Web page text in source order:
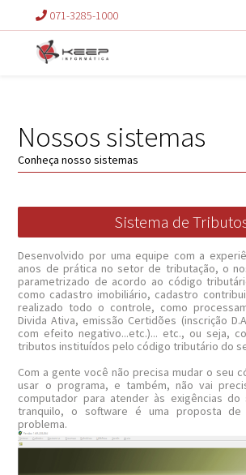
071-3285-1000
Nossos sistemas
Conheça nosso sistemas
Sistema de
Desenvolvido por uma equipe com a
anos de prática no setor de tributação, o
parametrizado de acordo ao código
como cadastro imobiliário, cadastro
realizado todo o controle, como
Divida Ativa, emissão Certidões (inscrição
com efeito negativo...etc.)... etc., ou seja,
tributos instituídos pelo código tributário do
Com a gente você não precisa mudar o seu
usar o programa, e também, não vai
computador para atender às exigências do
tranquilo, o software é uma proposta
problema.